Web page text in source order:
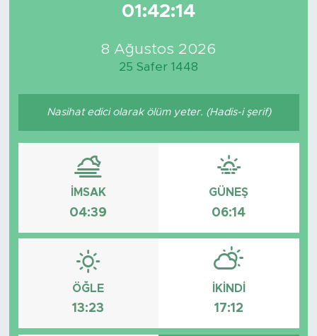
01:42:14
8 Ağustos 2026
25 Safer 1448
Nasihat edici olarak ölüm yeter. (Hadis-i şerif)
İMSAK
04:39
GÜNEŞ
06:14
ÖĞLE
13:23
İKINDI
17:12